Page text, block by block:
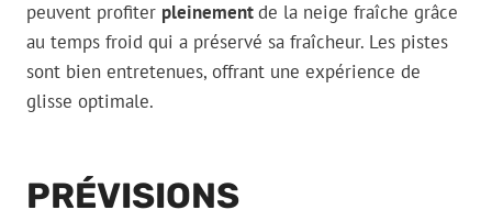
peuvent profiter pleinementde la neige fraîche grâce
au temps froid qui a préservé sa fraîcheur. Les pistes
sont bien entretenues, offrant une expérience de
glisse optimale.
PRÉVISIONS